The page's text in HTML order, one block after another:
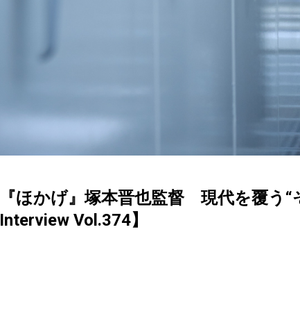
『ほかげ』塚本晋也監督 現代を覆う
Interview Vol.374】